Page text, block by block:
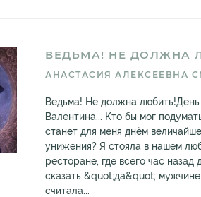
ВЕДЬМА! НЕ ДОЛЖНА
АНАСТАСИЯ АЛЕКСЕЕВНА
Ведьма! Не должна любить!День
Валентина... Кто бы мог
станет для меня днём
унижения? Я стояла в нашем
ресторане, где всего час назад
сказать &quot;да&quot;
считала...